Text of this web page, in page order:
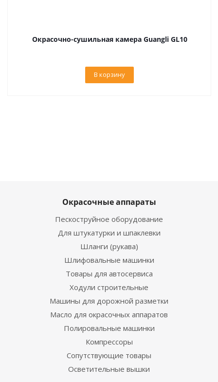
Окрасочно-сушильная камера Guangli GL10
В корзину
Окрасочные аппараты
Пескоструйное оборудование
Для штукатурки и шпаклевки
Шланги (рукава)
Шлифовальные машинки
Товары для автосервиса
Ходули строительные
Машины для дорожной разметки
Масло для окрасочных аппаратов
Полировальные машинки
Компрессоры
Сопутствующие товары
Осветительные вышки